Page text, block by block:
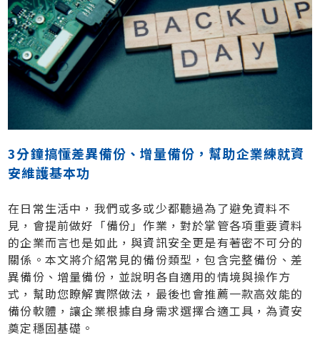
3分鐘搞懂差異備份、增量備份，幫助企業練就資
安維護基本功
在日常生活中，我們或多或少都聽過為了避免資料不
見，會提前做好「備份」作業，對於掌管各項重要資料
的企業而言也是如此，與資訊安全更是有著密不可分的
關係。本文將介紹常見的備份類型，包含完整備份、差
異備份、增量備份，並說明各自適用的情境與操作方
式，幫助您瞭解實際做法，最後也會推薦一款高效能的
備份軟體，讓企業根據自身需求選擇合適工具，為資安
奠定穩固基礎。